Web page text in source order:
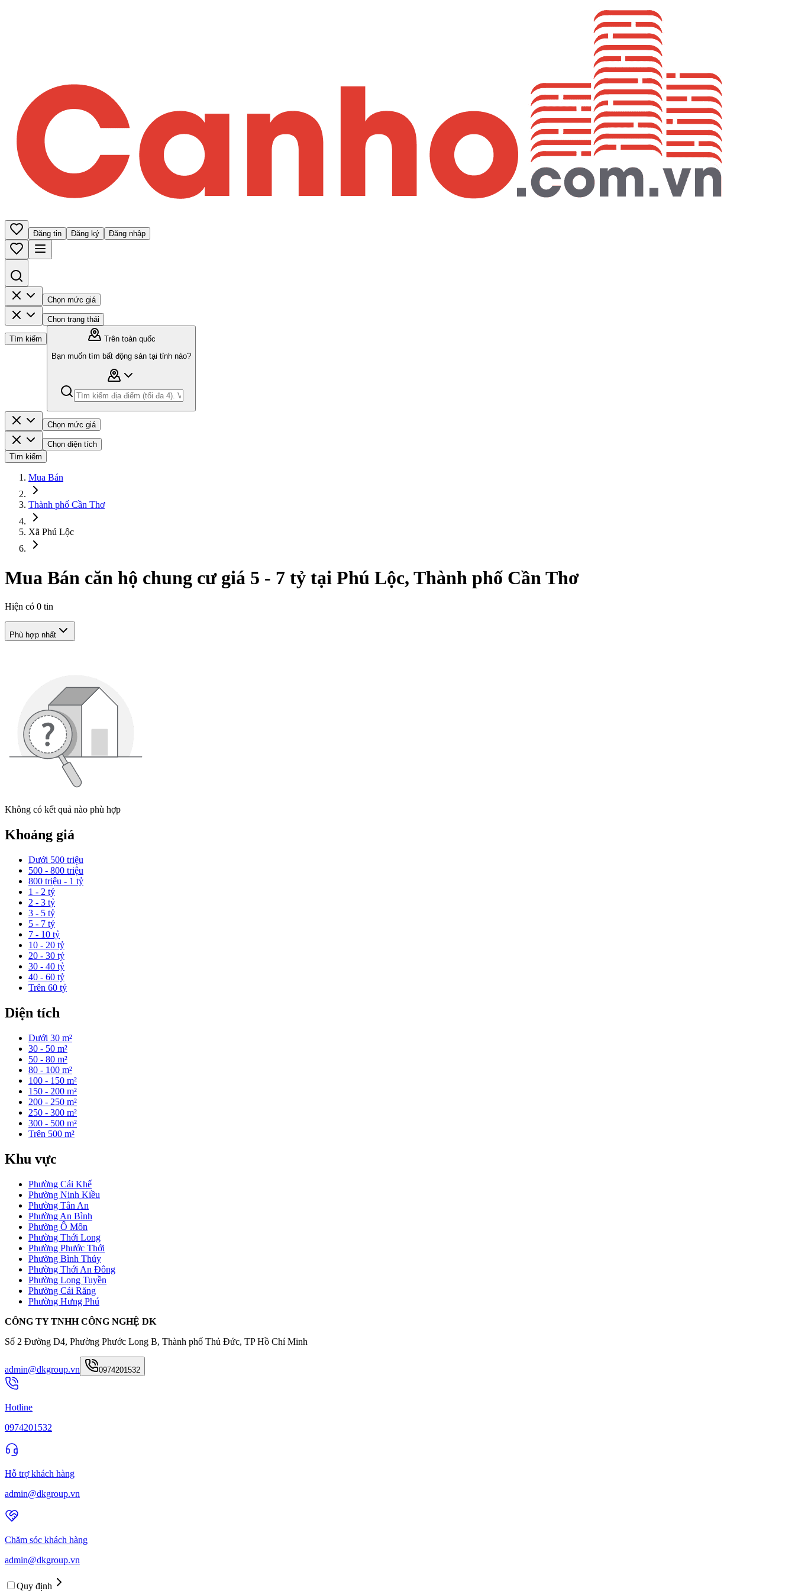
Đăng tin Đăng ký Đăng nhập
Chọn mức giá
Chọn trạng thái
Tìm kiếm
Trên toàn quốc
Bạn muốn tìm bất động sản tại tỉnh nào?
Chọn mức giá
Chọn diện tích
Tìm kiếm
Mua Bán
Thành phố Cần Thơ
Xã Phú Lộc
Mua Bán căn hộ chung cư giá 5 - 7 tỷ tại Phú Lộc, Thành phố Cần Thơ
Hiện có 0 tin
Phù hợp nhất
Không có kết quả nào phù hợp
Khoảng giá
Dưới 500 triệu
500 - 800 triệu
800 triệu - 1 tỷ
1 - 2 tỷ
2 - 3 tỷ
3 - 5 tỷ
5 - 7 tỷ
7 - 10 tỷ
10 - 20 tỷ
20 - 30 tỷ
30 - 40 tỷ
40 - 60 tỷ
Trên 60 tỷ
Diện tích
Dưới 30 m²
30 - 50 m²
50 - 80 m²
80 - 100 m²
100 - 150 m²
150 - 200 m²
200 - 250 m²
250 - 300 m²
300 - 500 m²
Trên 500 m²
Khu vực
Phường Cái Khế
Phường Ninh Kiều
Phường Tân An
Phường An Bình
Phường Ô Môn
Phường Thới Long
Phường Phước Thới
Phường Bình Thủy
Phường Thới An Đông
Phường Long Tuyền
Phường Cái Răng
Phường Hưng Phú
CÔNG TY TNHH CÔNG NGHỆ DK
Số 2 Đường D4, Phường Phước Long B, Thành phố Thủ Đức, TP Hồ Chí Minh
admin@dkgroup.vn 0974201532
Hotline
0974201532
Hỗ trợ khách hàng
admin@dkgroup.vn
Chăm sóc khách hàng
admin@dkgroup.vn
Quy định